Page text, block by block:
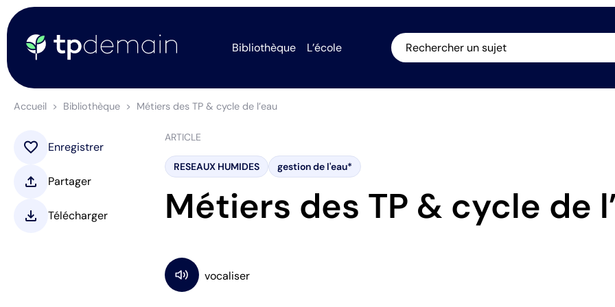
Bibliothèque L’école Rechercher un sujet
Accueil Bibliothèque Métiers des TP & cycle de l’eau
ARTICLE
RESEAUX HUMIDES gestion de l'eau*
Métiers des TP & cycle de
favorite Enregistrer
upload Partager
download Télécharger